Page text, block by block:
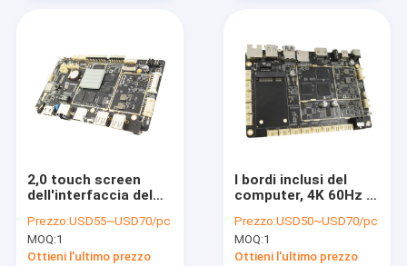
2,0 touch screen
dell'interfaccia del
frequenza RK3288
I2C del gigahertz
Linux
Prezzo:USD55~USD70/pc
MOQ:1
Ottieni l'ultimo prezzo
I bordi inclusi del
computer, 4K 60Hz il
incluso i bordi di CPU
Prezzo:USD50~USD70/pc
MOQ:1
Ottieni l'ultimo prezzo